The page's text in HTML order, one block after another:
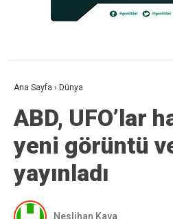
Ana Sayfa › Dünya
ABD, UFO’lar
yeni görüntü
yayınladı
Neslihan Kaya